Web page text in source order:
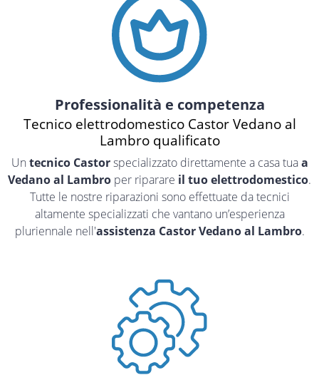
Professionalità e competenza
Tecnico elettrodomestico Castor Vedano al
Lambro qualificato
Un tecnico Castorspecializzato direttamente a casa tuaa
Vedano al Lambro per riparare il tuo elettrodomestico.
Tutte le nostre riparazioni sono effettuate da tecnici
altamente specializzati che vantano un’esperienza
pluriennale nell'assistenza Castor Vedano al Lambro.